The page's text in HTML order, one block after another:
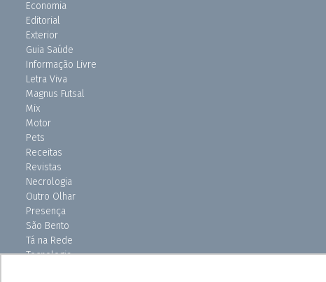
Economia
Editorial
Exterior
Guia Saúde
Informação Livre
Letra Viva
Magnus Futsal
Mix
Motor
Pets
Receitas
Revistas
Necrologia
Outro Olhar
Presença
São Bento
Tá na Rede
Tecnologia